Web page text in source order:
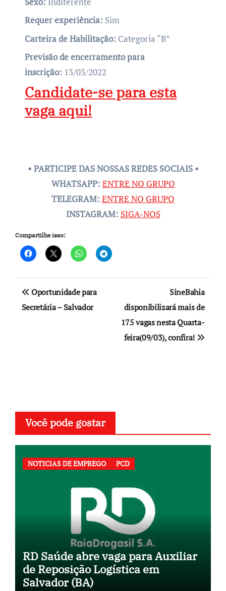
Requer experiência: Sim
Carteira de Habilitação: Categoria “B”
Previsão de encerramento para
inscrição: 13/03/2022
Candidate-se para esta
vaga aqui!
• PARTICIPE DAS NOSSAS REDES SOCIAIS •
WHATSAPP: ENTRE NO GRUPO
TELEGRAM: ENTRE NO GRUPO
INSTAGRAM: SIGA-NOS
Compartilhe isso:
Navegação
de
Oportunidade para
Secretária – Salvador
SineBahia
disponibilizará mais de
175 vagas nesta Quarta-
feira(09/03), confira!
Você pode gostar
NOTICIAS DE EMPREGO PCD
RD Saúde abre vaga para Auxiliar
de Reposição Logística em
Salvador (BA)